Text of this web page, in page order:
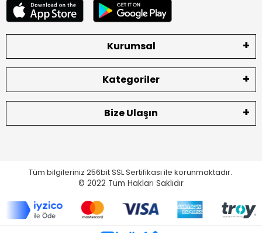
Kurumsal
Kategoriler
Bize Ulaşın
Tüm bilgileriniz 256bit SSL Sertifikası ile korunmaktadır.
© 2022 Tüm Hakları Saklıdır